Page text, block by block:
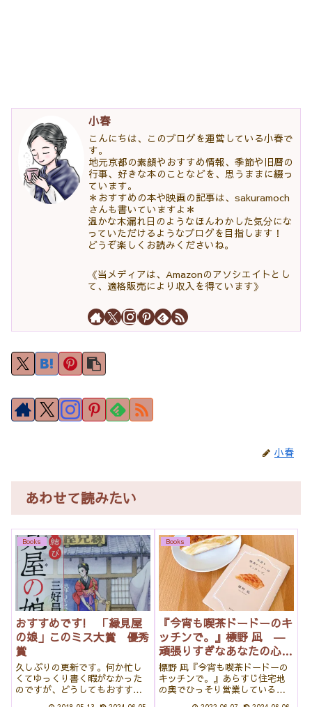
小春
こんにちは、このブログを運営している小春で
す。
地元京都の素顔やおすすめ情報、季節や旧暦の
行事、好きな本のことなどを、思うままに綴っ
ています。
＊おすすめの本や映画の記事は、sakuramoch
さんも書いていますよ＊
温かな木漏れ日のようなほんわかした気分にな
っていただけるようなブログを目指します！
どうぞ楽しくお読みくださいね。
《当メディアは、Amazonのアソシエイトとし
て、適格販売により収入を得ています》
小春
あわせて読みたい
Books
おすすめです! 「縁見屋
の娘」このミス大賞 優秀
賞
久しぶりの更新です。何か忙し
くてゆっくり書く暇がなかった
のですが、どうしてもおすすめ
Books
『今宵も喫茶ドードーのキ
ッチンで。』標野 凪 ―
頑張りすぎなあなたの心を
ほぐす一冊―
標野 凪『今宵も喫茶ドードーの
キッチンで。』あらすじ住宅地
の奥でひっそり営業している、